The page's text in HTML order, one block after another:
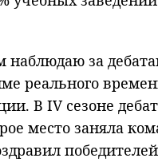
наблюдаю за
реального
В IV сезоне
место заняла